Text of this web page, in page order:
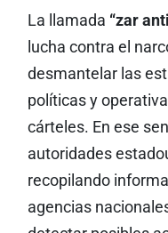
La llamada “zar
lucha contra el
desmantelar las
políticas y
cárteles. En ese
autoridades
recopilando
agencias